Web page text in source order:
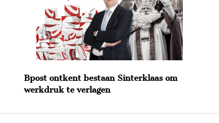
Bpost ontkent bestaan Sinterklaas om
werkdruk te verlagen